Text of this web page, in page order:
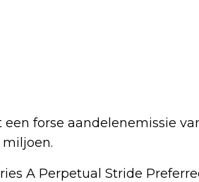
forse aandelenemissie
A Perpetual Stride